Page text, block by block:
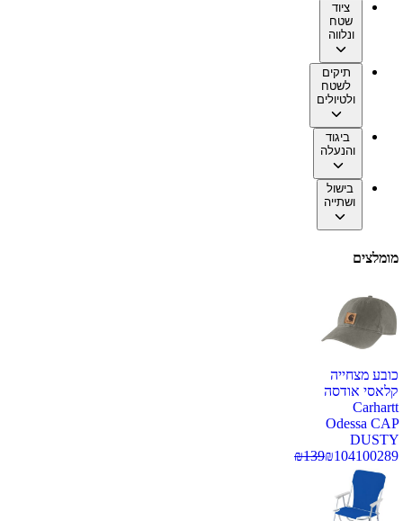
ציוד
שטח
ונלווה
תיקים
לשטח
ולטיולים
ביגוד
והנעלה
בישול
ושתייה
מומלצים
כובע מצחייה
קלאסי אודסה
Carhartt
Odessa CAP
DUSTY
100289
₪104
₪139